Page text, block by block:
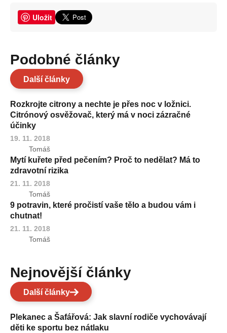
Uložit
Podobné články
Další články
Rozkrojte citrony a nechte je přes noc v ložnici.
Citrónový osvěžovač, který má v noci zázračné
účinky
19. 11. 2018
Tomáš
Mytí kuřete před pečením? Proč to nedělat? Má to
zdravotní rizika
21. 11. 2018
Tomáš
9 potravin, které pročistí vaše tělo a budou vám i
chutnat!
21. 11. 2018
Tomáš
Nejnovější články
Další články
Plekanec a Šafářová: Jak slavní rodiče vychovávají
děti ke sportu bez nátlaku